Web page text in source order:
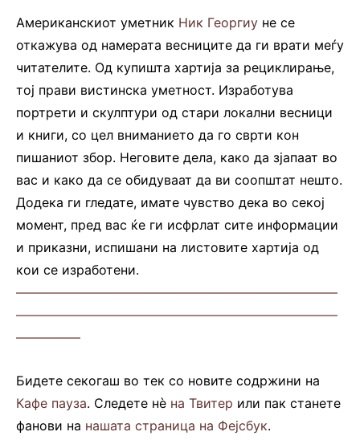
Американскиот уметник Ник Георгиу не се
откажува од намерата весниците да ги врати меѓу
читателите. Од купишта хартија за рециклирање,
тој прави вистинска уметност. Изработува
портрети и скулптури од стари локални весници
и книги, со цел вниманието да го сврти кон
пишаниот збор. Неговите дела, како да зјапаат во
вас и како да се обидуваат да ви соопштат нешто.
Додека ги гледате, имате чувство дека во секој
момент, пред вас ќе ги исфрлат сите информации
и приказни, испишани на листовите хартија од
кои се изработени.
—————————————————————————
—————————————————————————
—————
Бидете секогаш во тек со новите содржини на
Кафе пауза. Следете нè на Твитер или пак станете
фанови на нашата страница на Фејсбук.